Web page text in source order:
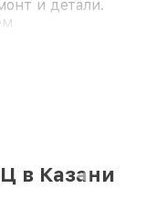
и детали.
в Казани